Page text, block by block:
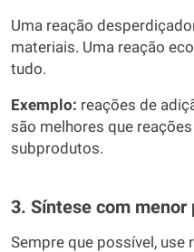
Uma reação
materiais. Uma reação
tudo.
Exemplo: reações de
são melhores que
subprodutos.
3. Síntese com menor
Sempre que possível, use